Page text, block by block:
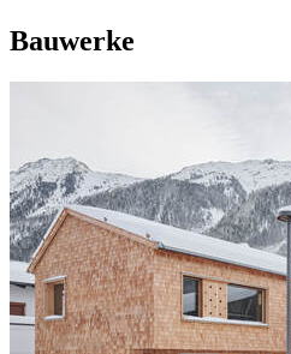
Bauwerke